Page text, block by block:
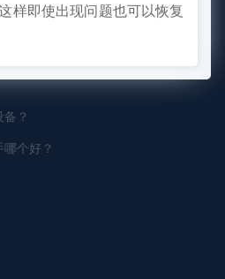
样即使出现问题也可以恢复
？
个好？